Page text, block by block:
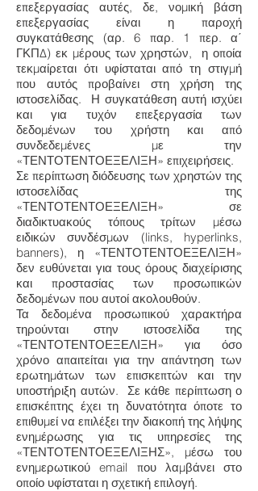
επεξεργασίας αυτές, δε, νομική βάση
επεξεργασίας είναι η παροχή
συγκατάθεσης (αρ. 6 παρ. 1 περ. α΄
ΓΚΠΔ) εκ μέρους των χρηστών, η οποία
τεκμαίρεται ότι υφίσταται από τη στιγμή
που αυτός προβαίνει στη χρήση της
ιστοσελίδας. Η συγκατάθεση αυτή ισχύει
και για τυχόν επεξεργασία των
δεδομένων του χρήστη και από
συνδεδεμένες με την
«ΤΕΝΤΟΤΕΝΤΟΕΞΕΛΙΞΗ» επιχειρήσεις.
Σε περίπτωση διόδευσης των χρηστών της
ιστοσελίδας της
«ΤΕΝΤΟΤΕΝΤΟΕΞΕΛΙΞΗ» σε
διαδικτυακούς τόπους τρίτων μέσω
ειδικών συνδέσμων (links, hyperlinks,
banners), η «ΤΕΝΤΟΤΕΝΤΟΕΞΕΛΙΞΗ»
δεν ευθύνεται για τους όρους διαχείρισης
και προστασίας των προσωπικών
δεδομένων που αυτοί ακολουθούν.
Τα δεδομένα προσωπικού χαρακτήρα
τηρούνται στην ιστοσελίδα της
«ΤΕΝΤΟΤΕΝΤΟΕΞΕΛΙΞΗ» για όσο
χρόνο απαιτείται για την απάντηση των
ερωτημάτων των επισκεπτών και την
υποστήριξη αυτών. Σε κάθε περίπτωση ο
επισκέπτης έχει τη δυνατότητα όποτε το
επιθυμεί να επιλέξει την διακοπή της λήψης
ενημέρωσης για τις υπηρεσίες της
«ΤΕΝΤΟΤΕΝΤΟΕΞΕΛΙΞΗΣ», μέσω του
ενημερωτικού email που λαμβάνει στο
οποίο υφίσταται η σχετική επιλογή.